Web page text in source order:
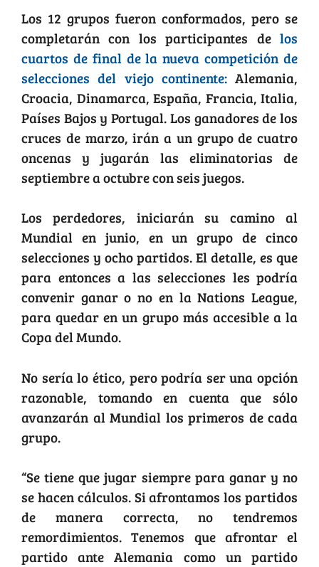
Los 12 grupos fueron conformados, pero se
completarán con los participantes delos
cuartos de final de la nueva competición de
selecciones del viejo continente:Alemania,
Croacia, Dinamarca, España, Francia, Italia,
Países Bajos y Portugal. Los ganadores de los
cruces de marzo, irán a un grupo de cuatro
oncenas y jugarán las eliminatorias de
septiembre a octubre con seis juegos.
Los perdedores, iniciarán su camino al
Mundial en junio, en un grupo de cinco
selecciones y ocho partidos. El detalle, es que
para entonces a las selecciones les podría
convenir ganar o no en la Nations League,
para quedar en un grupo más accesible a la
Copa del Mundo.
No sería lo ético, pero podría ser una opción
razonable, tomando en cuenta que sólo
avanzarán al Mundial los primeros de cada
grupo.
“Se tiene que jugar siempre para ganar y no
se hacen cálculos. Si afrontamos los partidos
de manera correcta, no tendremos
remordimientos. Tenemos que afrontar el
partido ante Alemania como un partido